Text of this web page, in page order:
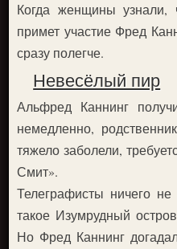
Когда женщины узнали,
примет участие Фред
сразу полегче.
Невесёлый пир
Альфред Каннинг
немедленно,
тяжело заболели,
Смит».
Телеграфисты ничего
такое Изумрудный
Но Фред Каннинг